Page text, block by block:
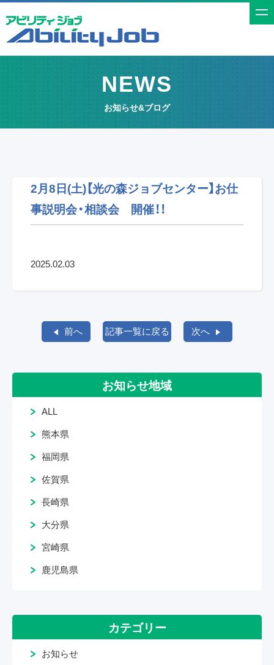
t
a
NEWS
お知らせ&ブログ
2月8日(土)【光の森ジョブセンター】お仕
事説明会・相談会 開催！！
2025.02.03
前へ 記事一覧に戻る 次へ
お知らせ地域
ALL
熊本県
福岡県
佐賀県
長崎県
大分県
宮崎県
鹿児島県
カテゴリー
お知らせ